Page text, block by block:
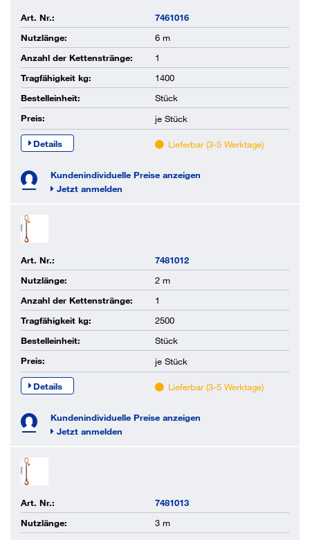
Art. Nr.:
7461016
Nutzlänge:
6 m
Anzahl der Kettenstränge:
1
Tragfähigkeit kg:
1400
Bestelleinheit:
Stück
Preis:
je Stück
Details Lieferbar (3-5 Werktage)
Kundenindividuelle Preise anzeigen
Jetzt anmelden
Art. Nr.:
7481012
Nutzlänge:
2 m
Anzahl der Kettenstränge:
1
Tragfähigkeit kg:
2500
Bestelleinheit:
Stück
Preis:
je Stück
Details Lieferbar (3-5 Werktage)
Kundenindividuelle Preise anzeigen
Jetzt anmelden
Art. Nr.:
7481013
Nutzlänge:
3 m